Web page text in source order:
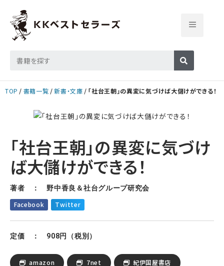
TOP 書籍一覧 新書・文庫 「社台王朝」の異変に気づけば大儲けができる！
「社台王朝」の異変に気づけ
ば大儲けができる！
著者 ： 野中香良＆社台グループ研究会
Facebook Twitter
定価 ： 908円（税別）
amazon 7net 紀伊国屋書店